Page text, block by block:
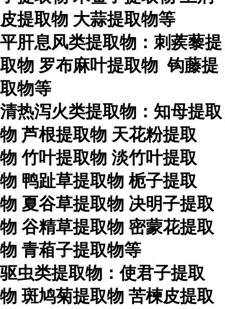
皮提取物 大蒜提取物等
平肝息风类提取物：刺蒺藜提
取物 罗布麻叶提取物 钩藤提
取物等
清热泻火类提取物：知母提取
物 芦根提取物 天花粉提取
物 竹叶提取物 淡竹叶提取
物 鸭趾草提取物 栀子提取
物 夏谷草提取物 决明子提取
物 谷精草提取物 密蒙花提取
物 青葙子提取物等
驱虫类提取物：使君子提取
物 斑鸠菊提取物 苦楝皮提取